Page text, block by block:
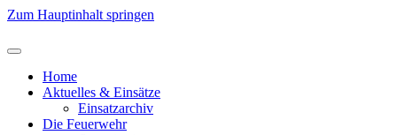
Zum Hauptinhalt springen
Home
Aktuelles & Einsätze
Einsatzarchiv
Die Feuerwehr